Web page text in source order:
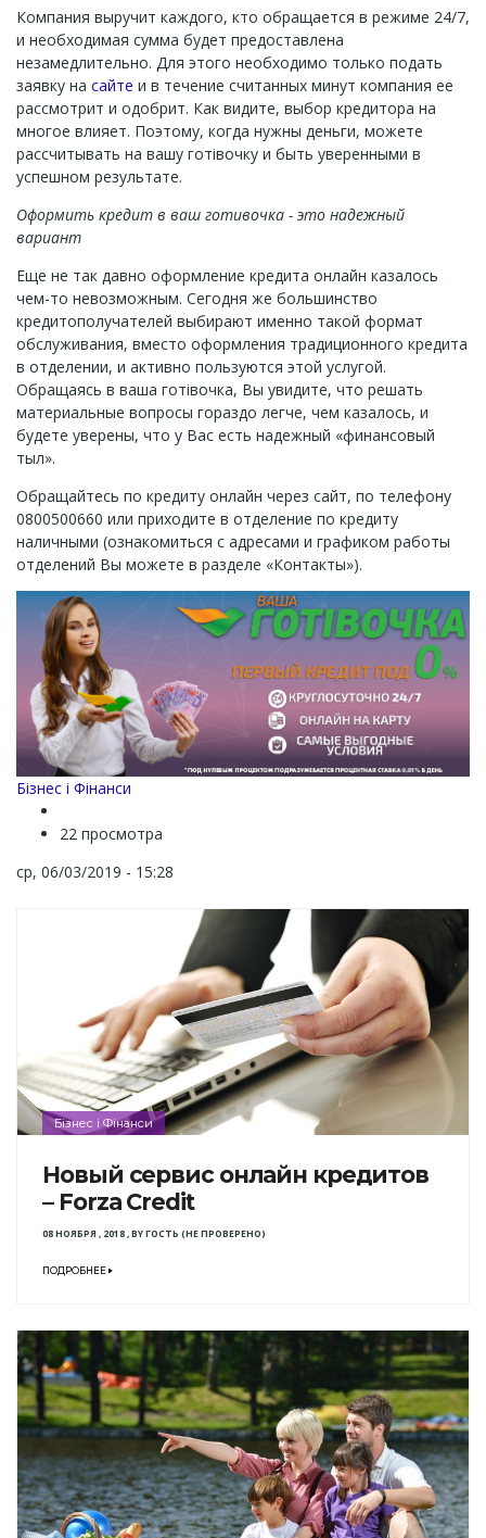
Компания выручит каждого, кто обращается в режиме 24/7,
и необходимая сумма будет предоставлена ​​
незамедлительно. Для этого необходимо только подать
заявку на сайте и в течение считанных минут компания ее
рассмотрит и одобрит. Как видите, выбор кредитора на
многое влияет. Поэтому, когда нужны деньги, можете
рассчитывать на вашу готівочку и быть уверенными в
успешном результате.
Оформить кредит в ваш готивочка - это надежный
вариант
Еще не так давно оформление кредита онлайн казалось
чем-то невозможным. Сегодня же большинство
кредитополучателей выбирают именно такой формат
обслуживания, вместо оформления традиционного кредита
в отделении, и активно пользуются этой услугой.
Обращаясь в ваша готівочка, Вы увидите, что решать
материальные вопросы гораздо легче, чем казалось, и
будете уверены, что у Вас есть надежный «финансовый
тыл».
Обращайтесь по кредиту онлайн через сайт, по телефону
0800500660 или приходите в отделение по кредиту
наличными (ознакомиться с адресами и графиком работы
отделений Вы можете в разделе «Контакты»).
Channel
Бізнес і Фінанси
22 просмотра
ср, 06/03/2019 - 15:28
Бізнес і Фінанси
Новый сервис онлайн кредитов
– Forza Credit
08 НОЯБРЯ , 2018,BYГОСТЬ (НЕ ПРОВЕРЕНО)
ПОДРОБНЕЕ